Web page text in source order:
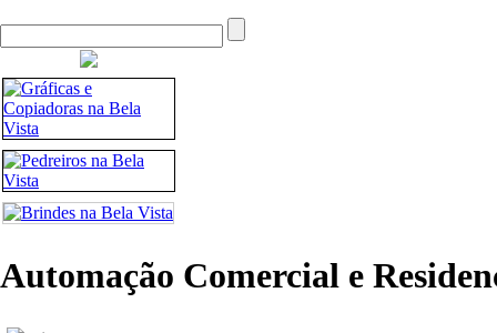
Automação Comercial e